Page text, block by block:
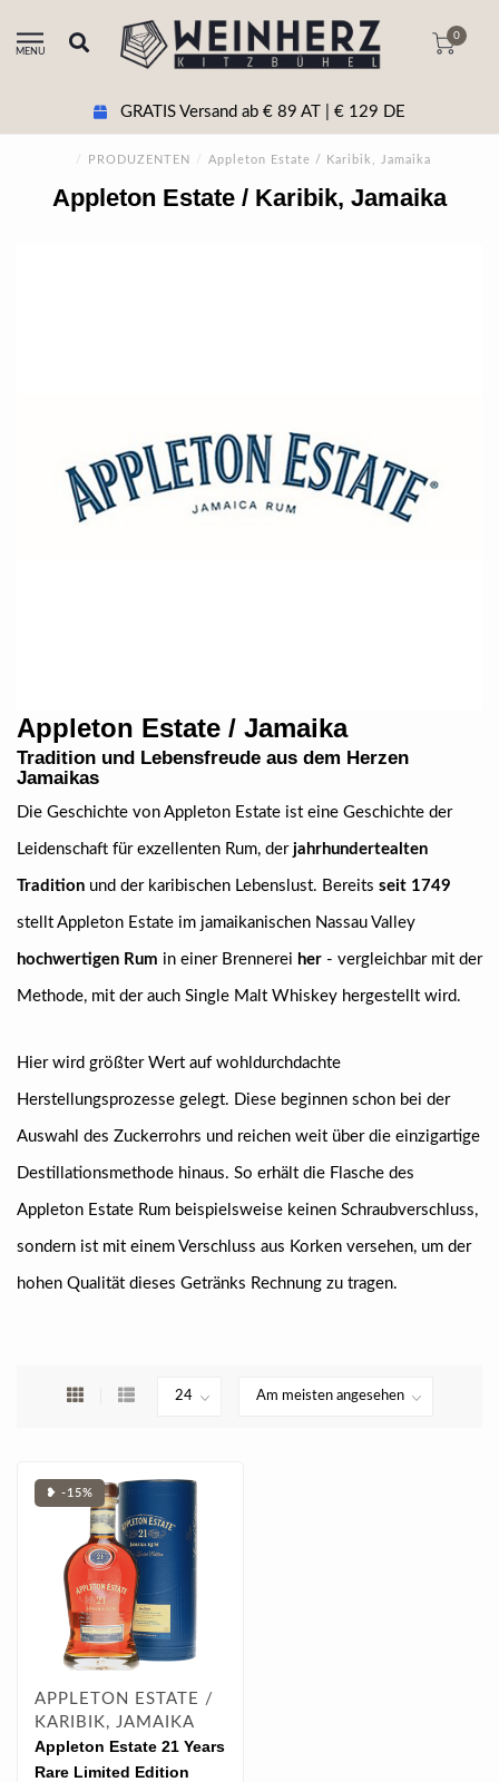
MENU
0
GRATIS Versand ab € 89 AT | € 129 DE
/ PRODUZENTEN / Appleton Estate / Karibik, Jamaika
Appleton Estate / Karibik, Jamaika
Appleton Estate / Jamaika
Tradition und Lebensfreude aus dem Herzen
Jamaikas
Die Geschichte von Appleton Estate ist eine Geschichte der
Leidenschaft für exzellenten Rum, der jahrhundertealten
Tradition und der karibischen Lebenslust. Bereits seit 1749
stellt Appleton Estate im jamaikanischen Nassau Valley
hochwertigen Rum in einer Brennerei her - vergleichbar mit der
Methode, mit der auch Single Malt Whiskey hergestellt wird.
Hier wird größter Wert auf wohldurchdachte
Herstellungsprozesse gelegt. Diese beginnen schon bei der
Auswahl des Zuckerrohrs und reichen weit über die einzigartige
Destillationsmethode hinaus. So erhält die Flasche des
Appleton Estate Rum beispielsweise keinen Schraubverschluss,
sondern ist mit einem Verschluss aus Korken versehen, um der
hohen Qualität dieses Getränks Rechnung zu tragen.
❥ -15%
APPLETON ESTATE /
KARIBIK, JAMAIKA
Appleton Estate 21 Years
Rare Limited Edition